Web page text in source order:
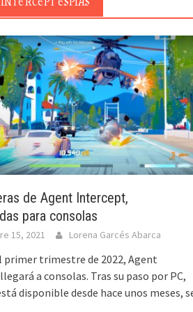
de Agent Intercept,
para consolas
15, 2021 Lorena Garcés Abarca
primer trimestre de 2022, Agent
a consolas. Tras su paso por PC,
disponible desde hace unos meses,